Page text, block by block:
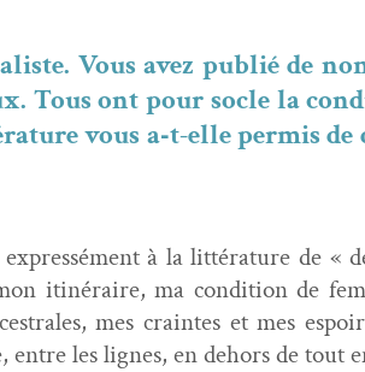
Vous avez pub­lié de
Tous ont pour socle la
vous a‑t-elle per­mis de
à la lit­téra­ture de «
itinéraire, ma con­di­tion de
mes craintes et mes
entre les lignes, en dehors de tout